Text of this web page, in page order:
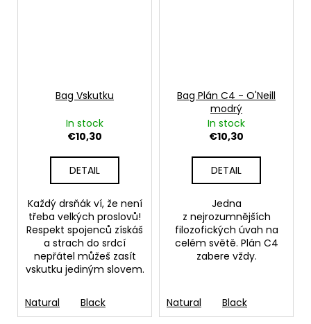
Bag Vskutku
In stock
€10,30
DETAIL
Každý drsňák ví, že není
třeba velkých proslovů!
Respekt spojenců získáš
a strach do srdcí
nepřátel můžeš zasít
vskutku jediným slovem.
Natural Black
Bag Plán C4 - O'Neill
modrý
In stock
€10,30
DETAIL
Jedna
z nejrozumnějších
filozofických úvah na
celém světě. Plán C4
zabere vždy.
Natural Black